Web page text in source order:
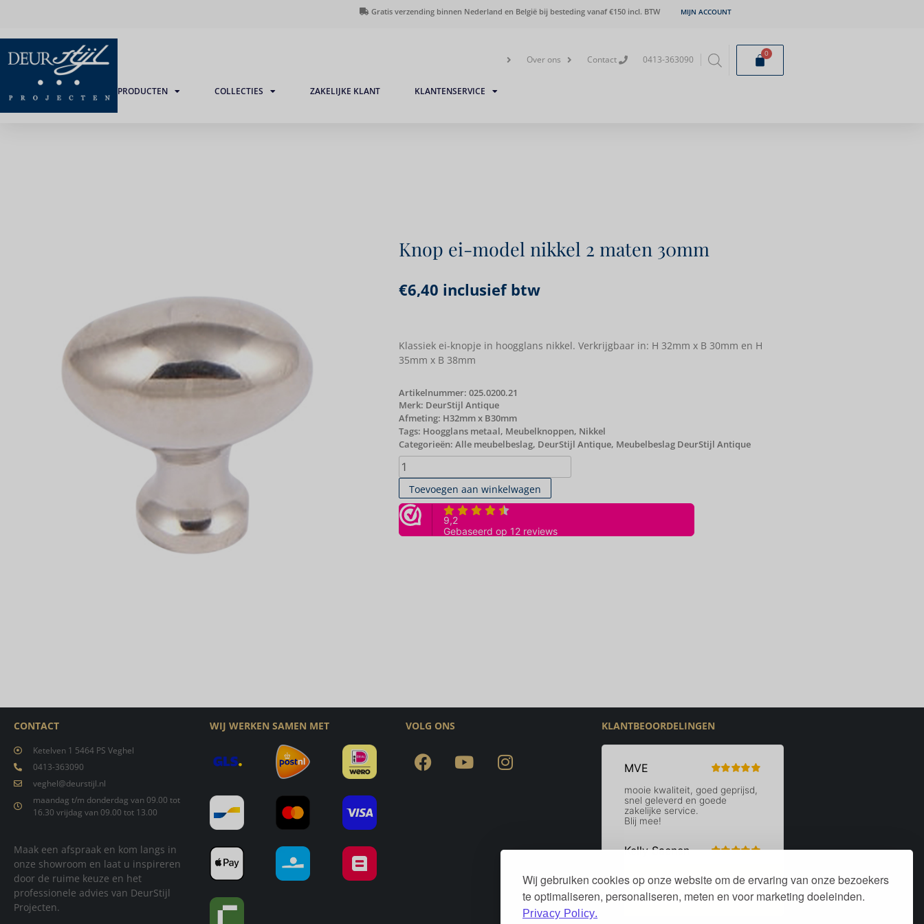
Wij gebruiken cookies op onze website om de ervaring van onze bezoekers
te optimaliseren, personaliseren, meten en voor marketing doeleinden.
Privacy Policy.
Gratis verzending binnen Nederland en België bij besteding vanaf €150 incl. BTW MIJN ACCOUNT
Over ons Contact 0413-363090
0
PRODUCTEN COLLECTIES ZAKELIJKE KLANT KLANTENSERVICE
Knop ei-model nikkel 2 maten 30mm
€6,40 inclusief btw
Klassiek ei-knopje in hoogglans nikkel. Verkrijgbaar in: H 32mm x B 30mm en H
35mm x B 38mm
Artikelnummer: 025.0200.21
Merk: DeurStijl Antique
Afmeting: H32mm x B30mm
Tags: Hoogglans metaal, Meubelknoppen, Nikkel
Categorieën: Alle meubelbeslag, DeurStijl Antique, Meubelbeslag DeurStijl Antique
Toevoegen aan winkelwagen
CONTACT
Ketelven 1 5464 PS Veghel
0413-363090
veghel@deurstijl.nl
maandag t/m donderdag van 09.00 tot
16.30 vrijdag van 09.00 tot 13.00
Maak een afspraak en kom langs in
onze showroom en laat u inspireren
door de ruime keuze en het
professionele advies van DeurStijl
Projecten.
WIJ WERKEN SAMEN MET VOLG ONS KLANTBEOORDELINGEN